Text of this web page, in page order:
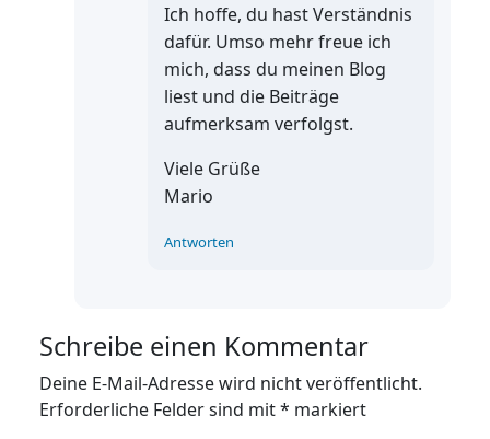
Ich hoffe, du hast Verständnis
dafür. Umso mehr freue ich
mich, dass du meinen Blog
liest und die Beiträge
aufmerksam verfolgst.
Viele Grüße
Mario
Antworten
Schreibe einen Kommentar
Deine E-Mail-Adresse wird nicht veröffentlicht.
Erforderliche Felder sind mit* markiert